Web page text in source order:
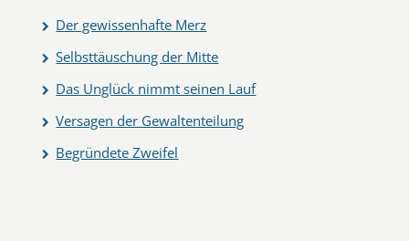
Der gewissenhafte Merz
Selbsttäuschung der Mitte
Das Unglück nimmt seinen Lauf
Versagen der Gewaltenteilung
Begründete Zweifel